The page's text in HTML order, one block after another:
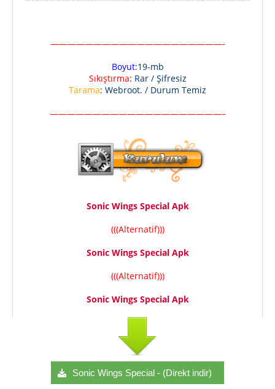
————————————————————-
Boyut:19-mb
Sıkıştırma: Rar / Şifresiz
Tarama: Webroot. / Durum Temiz
————————————————————–
Sonic Wings Special Apk
(((Alternatif)))
Sonic Wings Special Apk
(((Alternatif)))
Sonic Wings Special Apk
Sonic Wings Special - (Direkt indir)